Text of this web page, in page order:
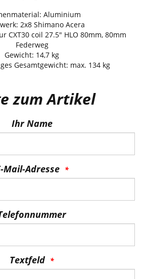
Aluminium
2x8 Shimano Acera
CXT30 coil 27.5" HLO 80mm, 80mm
Federweg
Gewicht: 14,7 kg
Gesamtgewicht: max. 134 kg
zum Artikel
Ihr Name
Mail-Adresse
Textfeld